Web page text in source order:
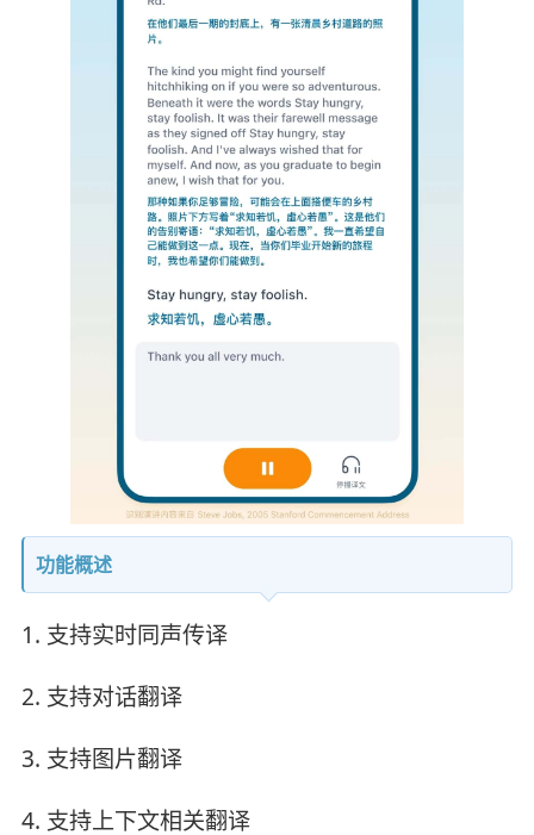
功能概述
1. 支持实时同声传译
2. 支持对话翻译
3. 支持图片翻译
4. 支持上下文相关翻译